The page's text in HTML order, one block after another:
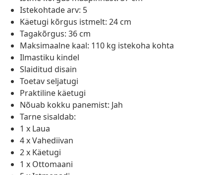
Istekohtade arv: 5
Käetugi kõrgus istmelt: 24 cm
Tagakõrgus: 36 cm
Maksimaalne kaal: 110 kg istekoha kohta
Ilmastiku kindel
Slaiditud disain
Toetav seljatugi
Praktiline käetugi
Nõuab kokku panemist: Jah
Tarne sisaldab:
1 x Laua
4 x Vahediivan
2 x Käetugi
1 x Ottomaani